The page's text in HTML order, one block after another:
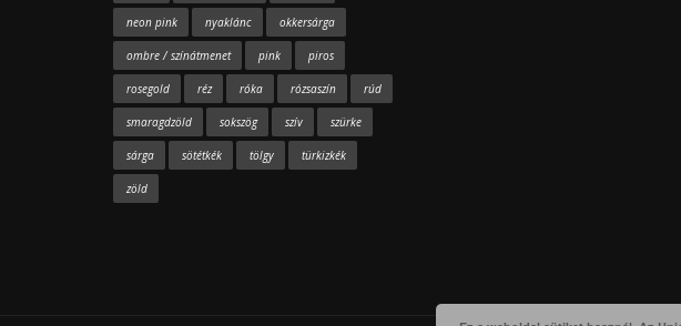
neon pink nyaklánc okkersárga
ombre / színátmenet pink piros
rosegold réz róka rózsaszín rúd
smaragdzöld sokszög szív szürke
sárga sötétkék tölgy türkizkék
zöld